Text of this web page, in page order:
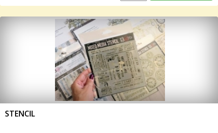
STENCIL